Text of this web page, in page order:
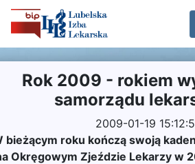
Rok 2009 - rokiem
samorządu
2009-01-19
bieżącym roku kończą swoją
Okręgowym Zjeździe Lekarzy w